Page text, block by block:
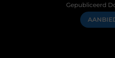
Gepubliceerd